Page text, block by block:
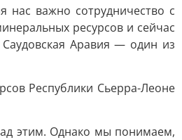
нас важно сотрудничество с
ресурсов и сейчас
Аравия — один из
Республики Сьерра-Леоне
этим. Однако мы понимаем,